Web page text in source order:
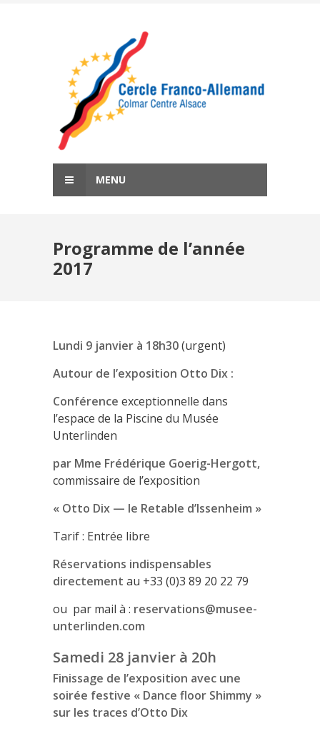
MENU
Programme de l’année
2017
Lundi 9 janvier à 18h30(urgent)
Autour de l’exposition Otto Dix :
Conférence exceptionnelle dans
l’espace de la Piscine du Musée
Unterlinden
par Mme Frédérique Goerig-Hergott,
commissaire de l’exposition
« Otto Dix — le Retable d’Issenheim »
Tarif : Entrée libre
Réservations indispensables
directement au +33 (0)3 89 20 22 79
ou par mail à : reservations@musee-
unterlinden.com
Samedi 28 janvier à 20h
Finissage de l’exposition avec une
soirée festive « Dance floor Shimmy »
sur les traces d’Otto Dix